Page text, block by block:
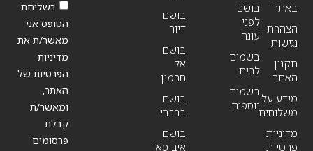
באתר
הצהרת
נגישות
תקנון
האתר
מידע על
משלוחים
מדיניות
פרטיות
בושם
לפני
עונה
בשמים
לבית
בשמים
נוספים
בושם
דיור
בושם
אל
חרמין
בושם
ברברי
בושם
איב סאן
בשליחת
הטופס אני
מאשר/ת את
מדיניות
הפרטיות של
האתר,
ומאשר/ת
קבלת
פרסומים